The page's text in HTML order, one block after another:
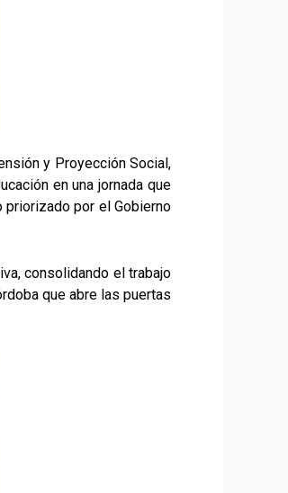
y Proyección Social,
en una jornada que
por el Gobierno
consolidando el trabajo
que abre las puertas